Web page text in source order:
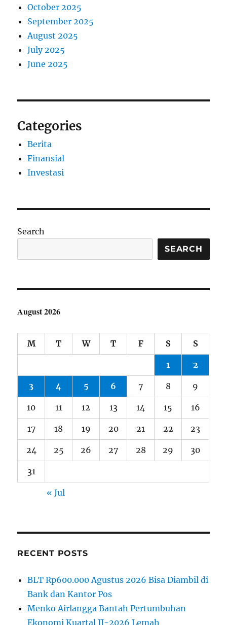
October 2025
September 2025
August 2025
July 2025
June 2025
Categories
Berita
Finansial
Investasi
Search
SEARCH
August 2026
M T W T F S S
1 2
3 4 5 6 7 8 9
10 11 12 13 14 15 16
17 18 19 20 21 22 23
24 25 26 27 28 29 30
31
« Jul
RECENT POSTS
BLT Rp600.000 Agustus 2026 Bisa Diambil di
Bank dan Kantor Pos
Menko Airlangga Bantah Pertumbuhan
Ekonomi Kuartal II-2026 Lemah